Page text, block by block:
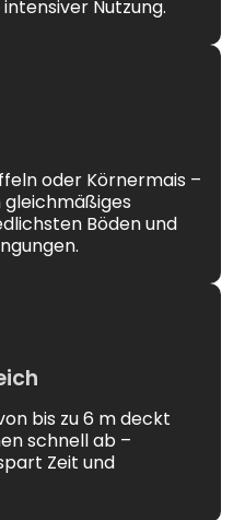
Nutzung.
oder Körnermais –
gleichmäßiges
Böden und
bis zu 6 m deckt
schnell ab –
Zeit und